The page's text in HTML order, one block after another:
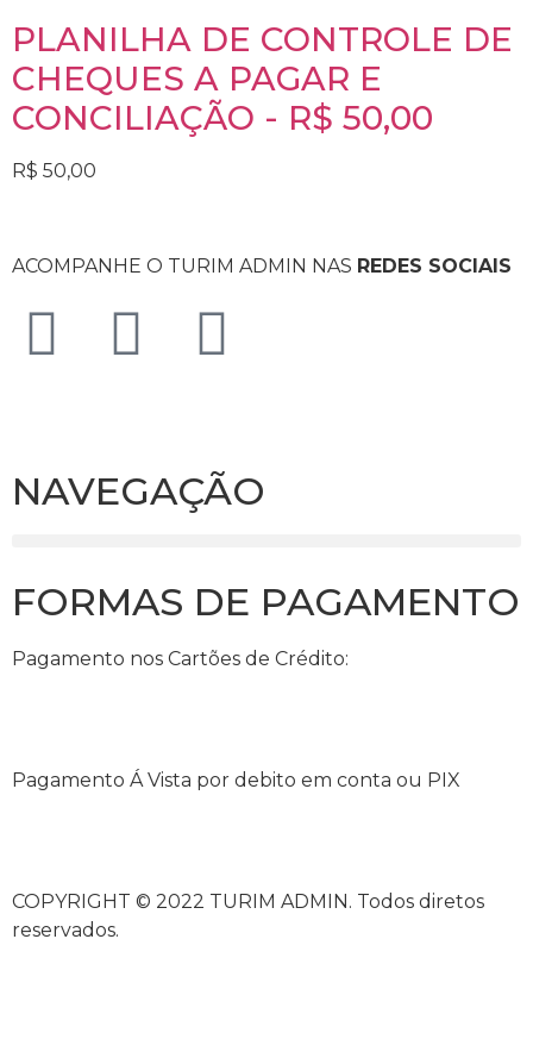
PLANILHA DE CONTROLE DE
CHEQUES A PAGAR E
CONCILIAÇÃO - R$ 50,00
R$ 50,00
ACOMPANHE O TURIM ADMIN NAS REDES SOCIAIS
NAVEGAÇÃO
FORMAS DE PAGAMENTO
Pagamento nos Cartões de Crédito:
Pagamento Á Vista por debito em conta ou PIX
COPYRIGHT © 2022 TURIM ADMIN. Todos diretos
reservados.